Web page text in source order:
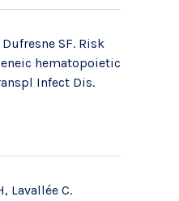
SF. Risk
hematopoietic
Infect Dis.
Lavallée C.